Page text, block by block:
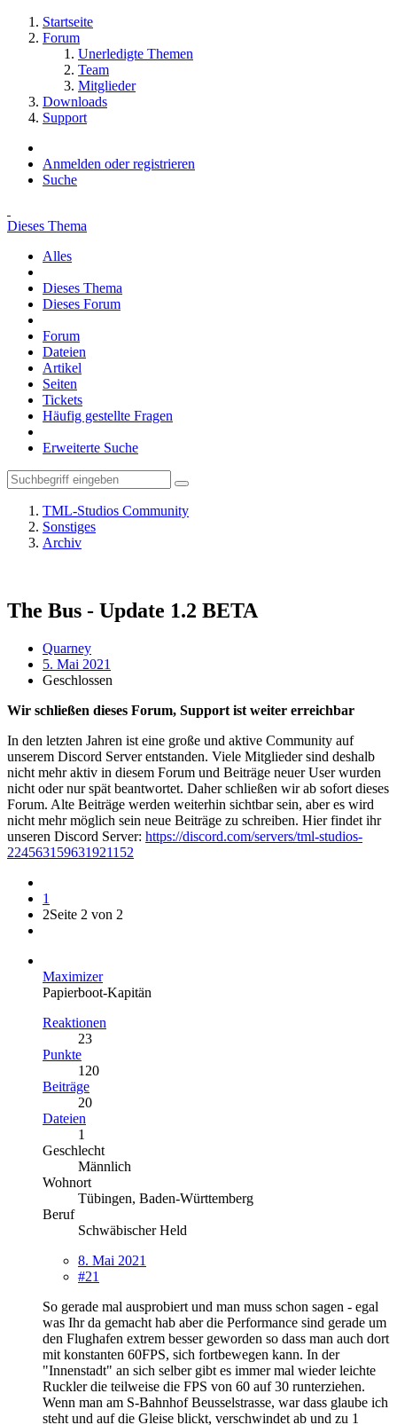
Startseite
Forum
Unerledigte Themen
Team
Mitglieder
Downloads
Support
Anmelden oder registrieren
Suche
Dieses Thema
Alles
Dieses Thema
Dieses Forum
Forum
Dateien
Artikel
Seiten
Tickets
Häufig gestellte Fragen
Erweiterte Suche
TML-Studios Community
Sonstiges
Archiv
The Bus - Update 1.2 BETA
Quarney
5. Mai 2021
Geschlossen
Wir schließen dieses Forum, Support ist weiter erreichbar
In den letzten Jahren ist eine große und aktive Community auf
unserem Discord Server entstanden. Viele Mitglieder sind deshalb
nicht mehr aktiv in diesem Forum und Beiträge neuer User wurden
nicht oder nur spät beantwortet. Daher schließen wir ab sofort dieses
Forum. Alte Beiträge werden weiterhin sichtbar sein, aber es wird
nicht mehr möglich sein neue Beiträge zu schreiben. Hier findet ihr
unseren Discord Server: https://discord.com/servers/tml-studios-
224563159631921152
1
2Seite 2 von 2
Maximizer
Papierboot-Kapitän
Reaktionen
23
Punkte
120
Beiträge
20
Dateien
1
Geschlecht
Männlich
Wohnort
Tübingen, Baden-Württemberg
Beruf
Schwäbischer Held
8. Mai 2021
#21
So gerade mal ausprobiert und man muss schon sagen - egal
was Ihr da gemacht hab aber die Performance sind gerade um
den Flughafen extrem besser geworden so dass man auch dort
mit konstanten 60FPS, sich fortbewegen kann. In der
"Innenstadt" an sich selber gibt es immer mal wieder leichte
Ruckler die teilweise die FPS von 60 auf 30 runterziehen.
Wenn man am S-Bahnhof Beusselstrasse, war dass glaube ich
steht und auf die Gleise blickt, verschwindet ab und zu 1